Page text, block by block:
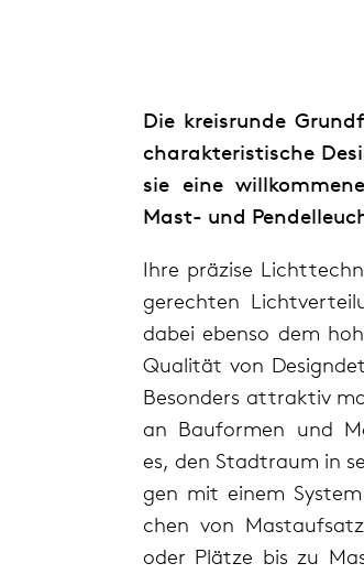
Die kreis­runde
cha­rak­te­ris­ti­sche
sie eine
Mast- und
Ihre prä­zise
ge­rech­ten
dabei ebenso dem
Qua­li­tät von
Beson­ders attrak­tiv
an Bau­for­men und
es, den Stadt­raum in
gen mit einem
chen von
oder Plätze bis zu